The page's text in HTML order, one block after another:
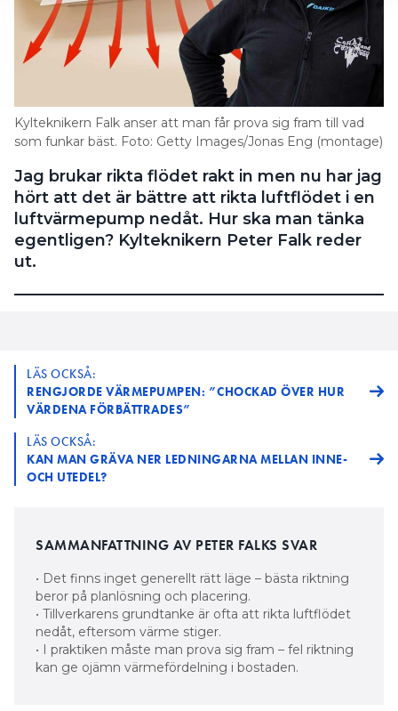
Kylteknikern Falk anser att man får prova sig fram till vad
som funkar bäst. Foto: Getty Images/Jonas Eng (montage)
Jag brukar rikta flödet rakt in men nu har jag
hört att det är bättre att rikta luftflödet i en
luftvärmepump nedåt. Hur ska man tänka
egentligen? Kylteknikern Peter Falk reder
ut.
LÄS OCKSÅ:
RENGJORDE VÄRMEPUMPEN: ”CHOCKAD ÖVER HUR
VÄRDENA FÖRBÄTTRADES”
LÄS OCKSÅ:
KAN MAN GRÄVA NER LEDNINGARNA MELLAN INNE-
OCH UTEDEL?
SAMMANFATTNING AV PETER FALKS SVAR
• Det finns inget generellt rätt läge – bästa riktning
beror på planlösning och placering.
• Tillverkarens grundtanke är ofta att rikta luftflödet
nedåt, eftersom värme stiger.
• I praktiken måste man prova sig fram – fel riktning
kan ge ojämn värmefördelning i bostaden.